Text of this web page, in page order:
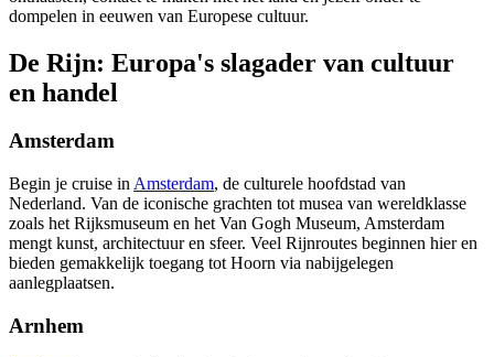
dompelen in eeuwen van Europese cultuur.
De Rijn: Europa's slagader van cultuur
en handel
Amsterdam
Begin je cruise in Amsterdam, de culturele hoofdstad van
Nederland. Van de iconische grachten tot musea van wereldklasse
zoals het Rijksmuseum en het Van Gogh Museum, Amsterdam
mengt kunst, architectuur en sfeer. Veel Rijnroutes beginnen hier en
bieden gemakkelijk toegang tot Hoorn via nabijgelegen
aanlegplaatsen.
Arnhem